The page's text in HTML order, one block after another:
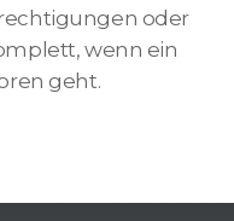
oder
wenn ein
geht.